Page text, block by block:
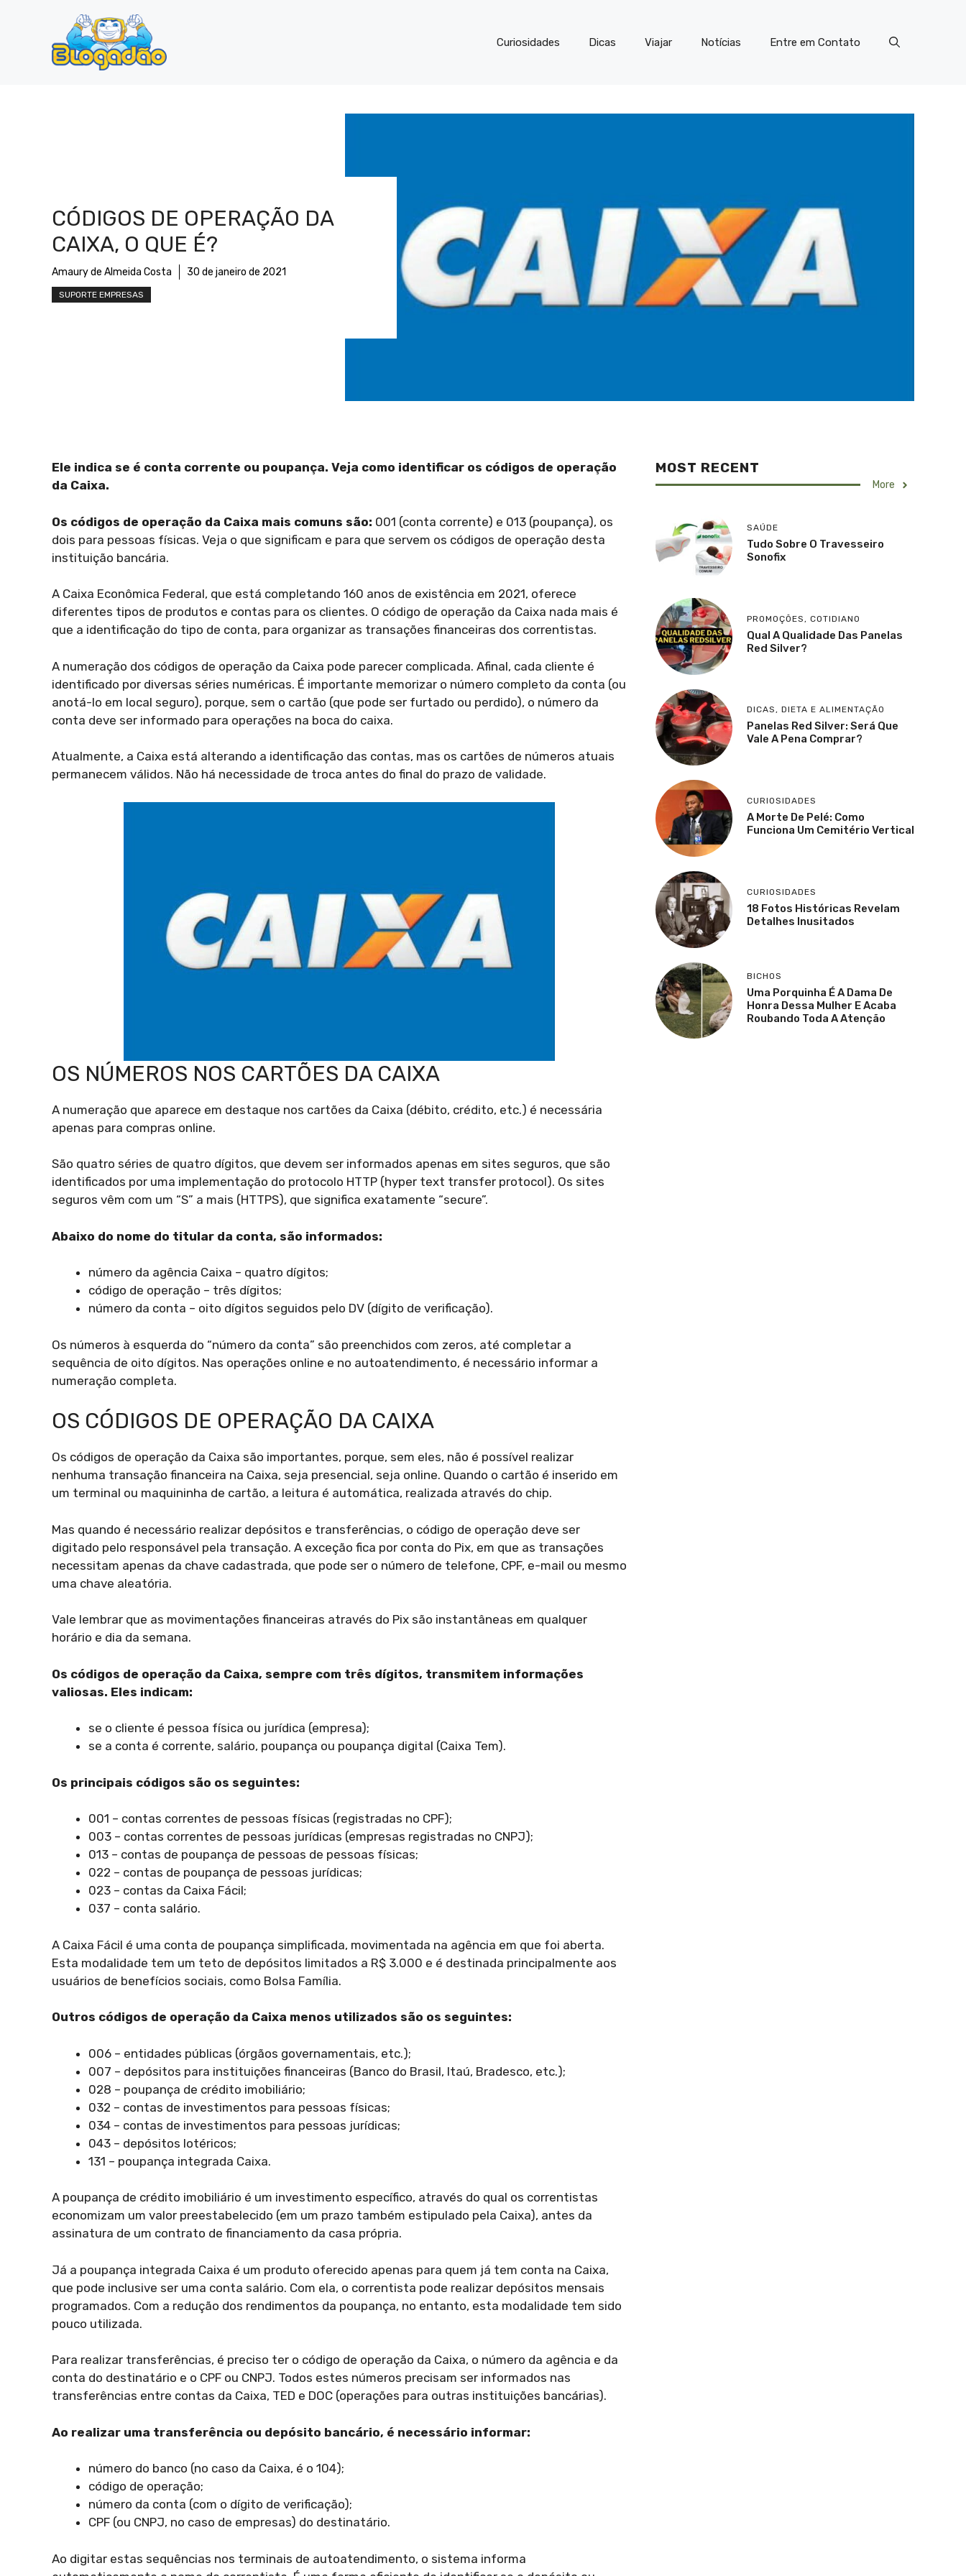
conteúdo
Curiosidades Dicas Viajar Notícias Entre em Contato
CÓDIGOS DE OPERAÇÃO DA
CAIXA, O QUE É?
Amaury de Almeida Costa 30 de janeiro de 2021
SUPORTE EMPRESAS
Ele indica se é conta corrente ou poupança. Veja como identificar os códigos de operação
da Caixa.
Os códigos de operação da Caixa mais comuns são: 001 (conta corrente) e 013 (poupança), os
dois para pessoas físicas. Veja o que significam e para que servem os códigos de operação desta
instituição bancária.
A Caixa Econômica Federal, que está completando 160 anos de existência em 2021, oferece
diferentes tipos de produtos e contas para os clientes. O código de operação da Caixa nada mais é
que a identificação do tipo de conta, para organizar as transações financeiras dos correntistas.
A numeração dos códigos de operação da Caixa pode parecer complicada. Afinal, cada cliente é
identificado por diversas séries numéricas. É importante memorizar o número completo da conta (ou
anotá-lo em local seguro), porque, sem o cartão (que pode ser furtado ou perdido), o número da
conta deve ser informado para operações na boca do caixa.
Atualmente, a Caixa está alterando a identificação das contas, mas os cartões de números atuais
permanecem válidos. Não há necessidade de troca antes do final do prazo de validade.
OS NÚMEROS NOS CARTÕES DA CAIXA
A numeração que aparece em destaque nos cartões da Caixa (débito, crédito, etc.) é necessária
apenas para compras online.
São quatro séries de quatro dígitos, que devem ser informados apenas em sites seguros, que são
identificados por uma implementação do protocolo HTTP (hyper text transfer protocol). Os sites
seguros vêm com um “S” a mais (HTTPS), que significa exatamente “secure”.
Abaixo do nome do titular da conta, são informados:
número da agência Caixa – quatro dígitos;
código de operação – três dígitos;
número da conta – oito dígitos seguidos pelo DV (dígito de verificação).
Os números à esquerda do “número da conta” são preenchidos com zeros, até completar a
sequência de oito dígitos. Nas operações online e no autoatendimento, é necessário informar a
numeração completa.
OS CÓDIGOS DE OPERAÇÃO DA CAIXA
Os códigos de operação da Caixa são importantes, porque, sem eles, não é possível realizar
nenhuma transação financeira na Caixa, seja presencial, seja online. Quando o cartão é inserido em
um terminal ou maquininha de cartão, a leitura é automática, realizada através do chip.
Mas quando é necessário realizar depósitos e transferências, o código de operação deve ser
digitado pelo responsável pela transação. A exceção fica por conta do Pix, em que as transações
necessitam apenas da chave cadastrada, que pode ser o número de telefone, CPF, e-mail ou mesmo
uma chave aleatória.
Vale lembrar que as movimentações financeiras através do Pix são instantâneas em qualquer
horário e dia da semana.
Os códigos de operação da Caixa, sempre com três dígitos, transmitem informações
valiosas. Eles indicam:
se o cliente é pessoa física ou jurídica (empresa);
se a conta é corrente, salário, poupança ou poupança digital (Caixa Tem).
Os principais códigos são os seguintes:
001 – contas correntes de pessoas físicas (registradas no CPF);
003 – contas correntes de pessoas jurídicas (empresas registradas no CNPJ);
013 – contas de poupança de pessoas de pessoas físicas;
022 – contas de poupança de pessoas jurídicas;
023 – contas da Caixa Fácil;
037 – conta salário.
A Caixa Fácil é uma conta de poupança simplificada, movimentada na agência em que foi aberta.
Esta modalidade tem um teto de depósitos limitados a R$ 3.000 e é destinada principalmente aos
usuários de benefícios sociais, como Bolsa Família.
Outros códigos de operação da Caixa menos utilizados são os seguintes:
006 – entidades públicas (órgãos governamentais, etc.);
007 – depósitos para instituições financeiras (Banco do Brasil, Itaú, Bradesco, etc.);
028 – poupança de crédito imobiliário;
032 – contas de investimentos para pessoas físicas;
034 – contas de investimentos para pessoas jurídicas;
043 – depósitos lotéricos;
131 – poupança integrada Caixa.
A poupança de crédito imobiliário é um investimento específico, através do qual os correntistas
economizam um valor preestabelecido (em um prazo também estipulado pela Caixa), antes da
assinatura de um contrato de financiamento da casa própria.
Já a poupança integrada Caixa é um produto oferecido apenas para quem já tem conta na Caixa,
que pode inclusive ser uma conta salário. Com ela, o correntista pode realizar depósitos mensais
programados. Com a redução dos rendimentos da poupança, no entanto, esta modalidade tem sido
pouco utilizada.
Para realizar transferências, é preciso ter o código de operação da Caixa, o número da agência e da
conta do destinatário e o CPF ou CNPJ. Todos estes números precisam ser informados nas
transferências entre contas da Caixa, TED e DOC (operações para outras instituições bancárias).
Ao realizar uma transferência ou depósito bancário, é necessário informar:
número do banco (no caso da Caixa, é o 104);
código de operação;
número da conta (com o dígito de verificação);
CPF (ou CNPJ, no caso de empresas) do destinatário.
Ao digitar estas sequências nos terminais de autoatendimento, o sistema informa
MOST RECENT
More
SAÚDE
Tudo Sobre O Travesseiro
Sonofix
PROMOÇÕES , COTIDIANO
Qual A Qualidade Das Panelas
Red Silver?
DICAS, DIETA E ALIMENTAÇÃO
Panelas Red Silver: Será Que
Vale A Pena Comprar?
CURIOSIDADES
A Morte De Pelé: Como
Funciona Um Cemitério Vertical
CURIOSIDADES
18 Fotos Históricas Revelam
Detalhes Inusitados
BICHOS
Uma Porquinha É A Dama De
Honra Dessa Mulher E Acaba
Roubando Toda A Atenção